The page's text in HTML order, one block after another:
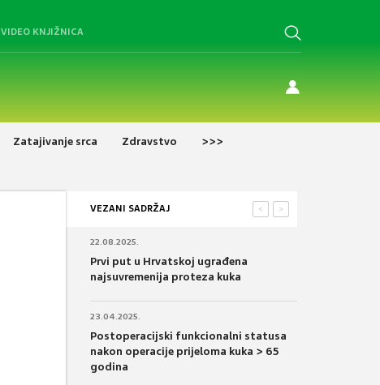
VIDEO KNJIŽNICA
Zatajivanje srca Zdravstvo >>>
VEZANI SADRŽAJ >
<
22.08.2025.
Prvi put u Hrvatskoj ugrađena
najsuvremenija proteza kuka
23.04.2025.
Postoperacijski funkcionalni statusa
nakon operacije prijeloma kuka > 65
godina